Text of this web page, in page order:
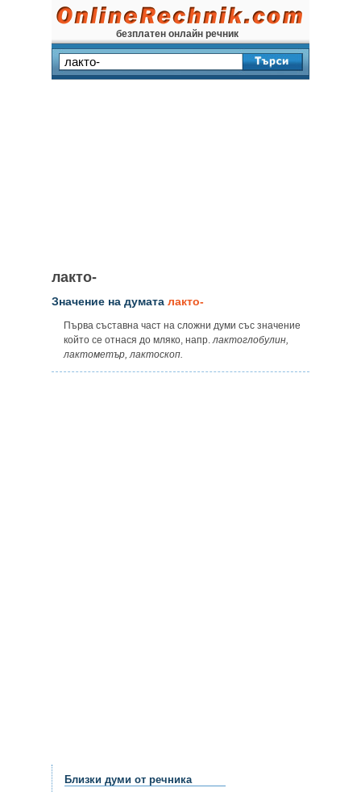
безплатен онлайн речник
лакто-
Значение на думата лакто-
Първа съставна част на сложни думи със значение
който се отнася до мляко, напр.лактоглобулин,
лактометър, лактоскоп.
Близки думи от речника